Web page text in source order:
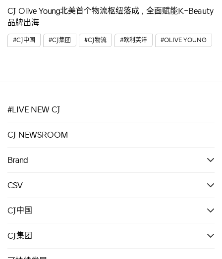
CJ Olive Young北美首个物流枢纽落成，全面赋能K-Beauty
品牌出海
#CJ中国 #CJ集团 #CJ物流 #欧利芙洋 #OLIVE YOUNG
#LIVE NEW CJ
CJ NEWSROOM
Brand
CSV
CJ中国
CJ集团